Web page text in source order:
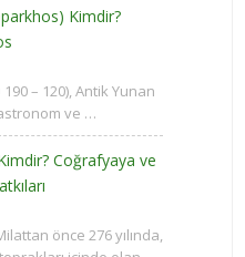
Kimdir?
– 120), Antik Yunan
ve …
Coğrafyaya ve
önce 276 yılında,